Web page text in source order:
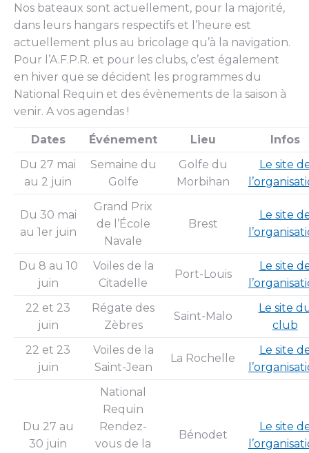
Nos bateaux sont actuellement, pour la majorité,
dans leurs hangars respectifs et l’heure est
actuellement plus au bricolage qu’à la navigation.
Pour l’A.F.P.R. et pour les clubs, c’est également
en hiver que se décident les programmes du
National Requin et des évènements de la saison à
venir. A vos agendas !
Dates Événement Lieu
Infos
Du 27 mai
au 2 juin
Semaine du
Golfe
Golfe du
Morbihan
Le site
Du 30 mai
au 1er juin
Grand Prix
de l’École
Navale
Brest
Le site
Du 8 au 10
juin
Voiles de la
Citadelle
Port-Louis
Le site
22 et 23
juin
Régate des
Zèbres
Saint-Malo
Le site
club
22 et 23
juin
Voiles de la
Saint-Jean
La Rochelle
Le site
Du 27 au
30 juin
National
Requin
Rendez-
vous de la
Bénodet
Le site